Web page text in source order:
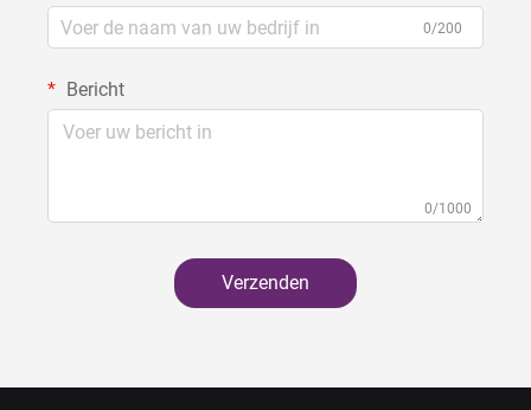
0/200
Bericht
0/1000
Verzenden